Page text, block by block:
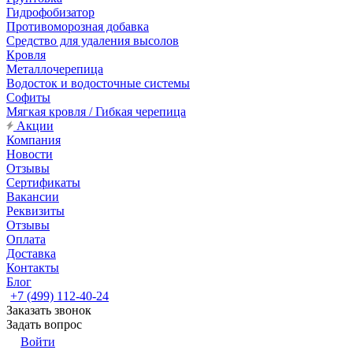
Гидрофобизатор
Противоморозная добавка
Средство для удаления высолов
Кровля
Металлочерепица
Водосток и водосточные системы
Софиты
Мягкая кровля / Гибкая черепица
Акции
Компания
Новости
Отзывы
Сертификаты
Вакансии
Реквизиты
Отзывы
Оплата
Доставка
Контакты
Блог
+7 (499) 112-40-24
Заказать звонок
Задать вопрос
Войти